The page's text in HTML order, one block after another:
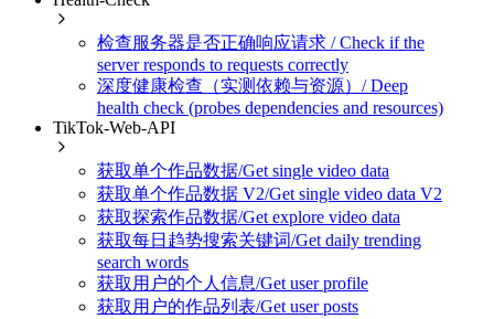
检查服务器是否正确响应请求 / Check if the
server responds to requests correctly
深度健康检查（实测依赖与资源）/ Deep
health check (probes dependencies and resources)
TikTok-Web-API
获取单个作品数据/Get single video data
获取单个作品数据 V2/Get single video data V2
获取探索作品数据/Get explore video data
获取每日趋势搜索关键词/Get daily trending
search words
获取用户的个人信息/Get user profile
获取用户的作品列表/Get user posts